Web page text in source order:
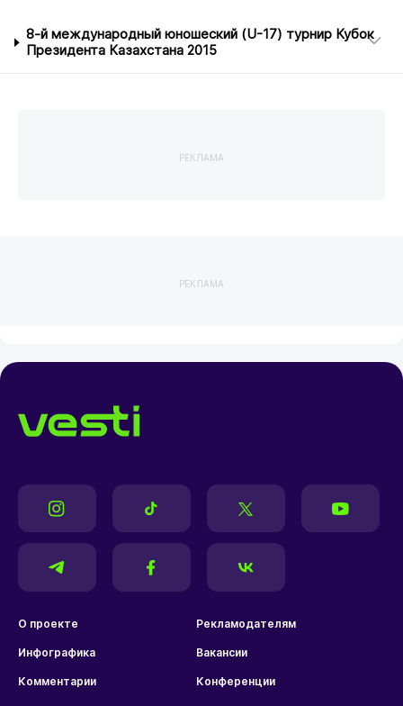
8-й международный юношеский (U-17) турнир Кубок
Президента Казахстана 2015
РЕКЛАМА
РЕКЛАМА
О проекте Рекламодателям
Инфографика Вакансии
Комментарии Конференции